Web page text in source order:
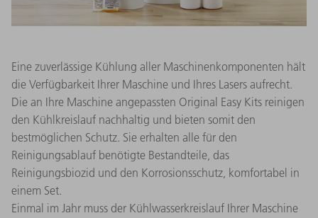
Eine zuverlässige Kühlung aller Maschinenkomponenten hält
die Verfügbarkeit Ihrer Maschine und Ihres Lasers aufrecht.
Die an Ihre Maschine angepassten Original Easy Kits reinigen
den Kühlkreislauf nachhaltig und bieten somit den
bestmöglichen Schutz. Sie erhalten alle für den
Reinigungsablauf benötigte Bestandteile, das
Reinigungsbiozid und den Korrosionsschutz, komfortabel in
einem Set.
Einmal im Jahr muss der Kühlwasserkreislauf Ihrer Maschine